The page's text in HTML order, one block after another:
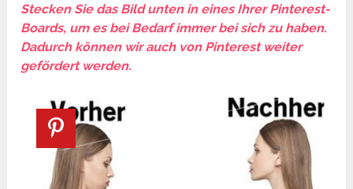
Stecken Sie das Bild unten in eines Ihrer Pinterest-
Boards, um es bei Bedarf immer bei sich zu haben.
Dadurch können wir auch von Pinterest weiter
gefördert werden.